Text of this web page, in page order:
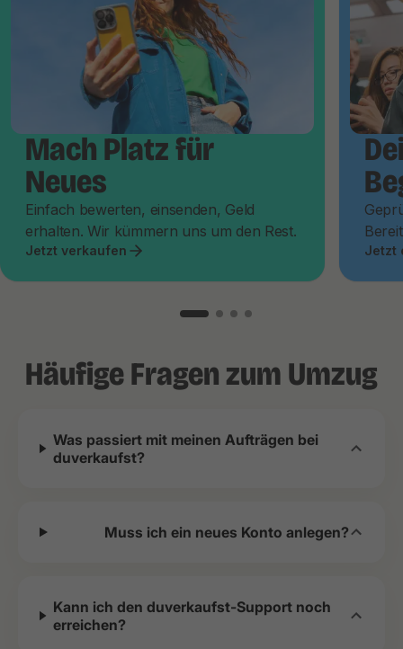
Mach Platz für
Neues
Einfach bewerten, einsenden, Geld
erhalten. Wir kümmern uns um den Rest.
Jetzt verkaufen Jetzt
Häufige Fragen zum Umzug
Was passiert mit meinen Aufträgen bei
duverkaufst?
Muss ich ein neues Konto anlegen?
Kann ich den duverkaufst-Support noch
erreichen?